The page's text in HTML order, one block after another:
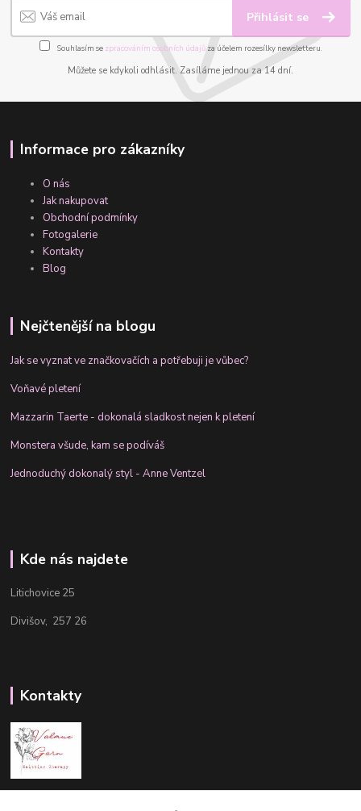
Přihlásit se
Souhlasím se zpracováním osobních údajůza účelem rozesílky newsletteru.
Můžete se kdykoli odhlásit. Zasíláme jednou za 14 dní.
Informace pro zákazníky
O nás
Jak nakupovat
Obchodní podmínky
Fotogalerie
Kontakty
Blog
Nejčtenější na blogu
Jak se vyznat ve značkovačích a potřebuji je vůbec?
Voňavé pletení
Mazzarin Taerte - dokonalá sladkost nejen k pletení
Monstera všude, kam se podíváš
Jednoduchý dokonalý styl - Anne Ventzel
Kde nás najdete
Litichovice 25
Divišov, 257 26
Kontakty